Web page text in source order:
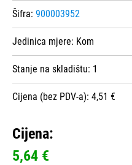
Šifra: 900003952
Jedinica mjere: Kom
Stanje na skladištu: 1
Cijena (bez PDV-a): 4,51 €
Cijena:
5,64 €